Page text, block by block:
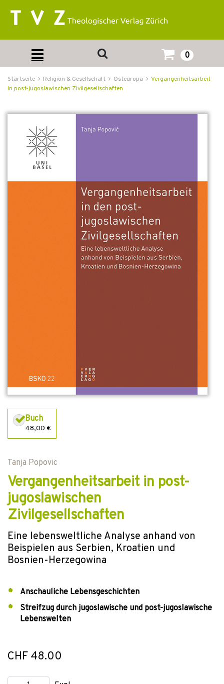
0
Startseite Religion & Gesellschaft Osteuropa
Vergangenheitsarbeit
in post-jugoslawischen Zivilgesellschaften
Buch
48,00 €
Tanja Popovic
Vergangenheitsarbeit in post-
jugoslawischen
Zivilgesellschaften
Eine lebensweltliche Analyse anhand von
Beispielen aus Serbien, Kroatien und
Bosnien-Herzegowina
Anschauliche Lebensgeschichten
Streifzug durch jugoslawische und post-jugoslawische
Lebenswelten
CHF 48.00